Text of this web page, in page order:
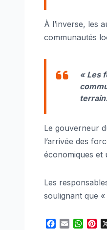
À l’inverse, les
communautés
« Les
Le gouverneur
l’arrivée des
économiques et
Les
soulignant que «
W